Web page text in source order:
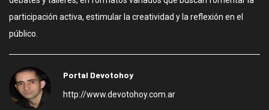
participación activa, estimular la creatividad y la reflexión en el
público.
Portal Devotohoy
http://www.devotohoy.com.ar